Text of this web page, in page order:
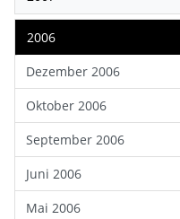
2006
Dezember 2006
Oktober 2006
September 2006
Juni 2006
Mai 2006